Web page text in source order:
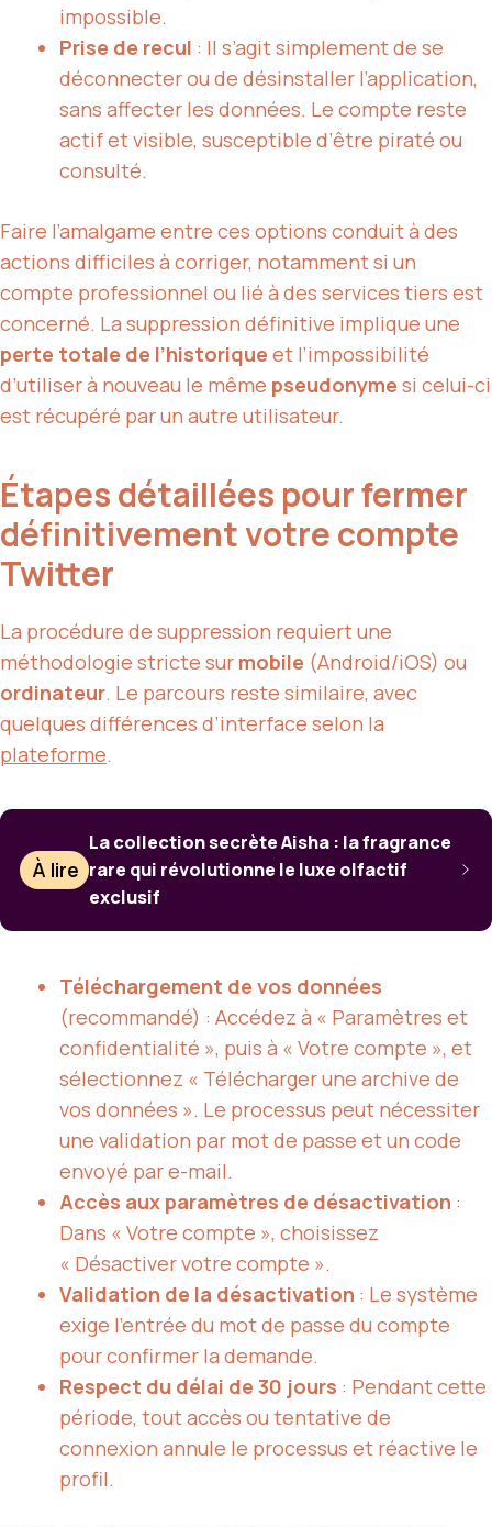
impossible.
Prise de recul : Il s’agit simplement de se
déconnecter ou de désinstaller l’application,
sans affecter les données. Le compte reste
actif et visible, susceptible d’être piraté ou
consulté.
Faire l’amalgame entre ces options conduit à des
actions difficiles à corriger, notamment si un
compte professionnel ou lié à des services tiers est
concerné. La suppression définitive implique une
perte totale de l’historique et l’impossibilité
d’utiliser à nouveau le même pseudonyme si celui-ci
est récupéré par un autre utilisateur.
Étapes détaillées pour fermer
définitivement votre compte
Twitter
La procédure de suppression requiert une
méthodologie stricte sur mobile (Android/iOS) ou
ordinateur. Le parcours reste similaire, avec
quelques différences d’interface selon la
plateforme.
À lire
La collection secrète Aisha : la fragrance
rare qui révolutionne le luxe olfactif
exclusif
Téléchargement de vos données
(recommandé) : Accédez à « Paramètres et
confidentialité », puis à « Votre compte », et
sélectionnez « Télécharger une archive de
vos données ». Le processus peut nécessiter
une validation par mot de passe et un code
envoyé par e-mail.
Accès aux paramètres de désactivation :
Dans « Votre compte », choisissez
« Désactiver votre compte ».
Validation de la désactivation : Le système
exige l’entrée du mot de passe du compte
pour confirmer la demande.
Respect du délai de 30 jours : Pendant cette
période, tout accès ou tentative de
connexion annule le processus et réactive le
profil.